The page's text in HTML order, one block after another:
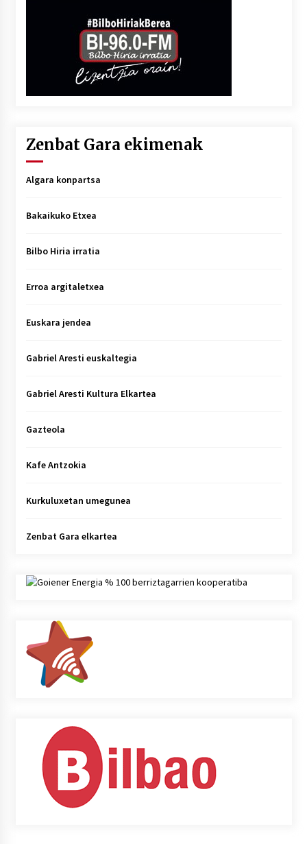
Zenbat Gara ekimenak
Algara konpartsa
Bakaikuko Etxea
Bilbo Hiria irratia
Erroa argitaletxea
Euskara jendea
Gabriel Aresti euskaltegia
Gabriel Aresti Kultura Elkartea
Gazteola
Kafe Antzokia
Kurkuluxetan umegunea
Zenbat Gara elkartea